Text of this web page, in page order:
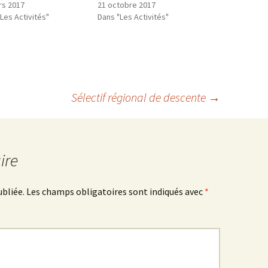
2017
Activités"
21 octobre 2017
Dans "Les Activités"
Sélectif régional de descente →
Les champs obligatoires sont indiqués avec *